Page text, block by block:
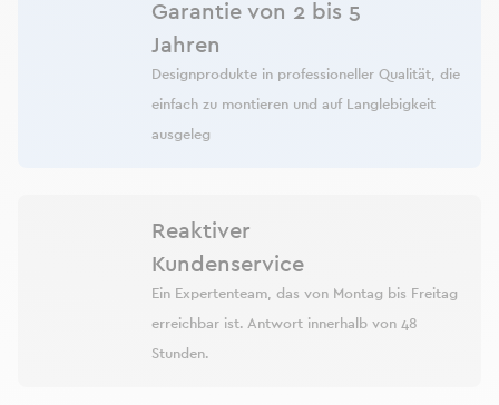
Garantie von 2 bis 5
Jahren
Designprodukte in professioneller Qualität, die
einfach zu montieren und auf Langlebigkeit
ausgeleg
Reaktiver
Kundenservice
Ein Expertenteam, das von Montag bis Freitag
erreichbar ist. Antwort innerhalb von 48
Stunden.